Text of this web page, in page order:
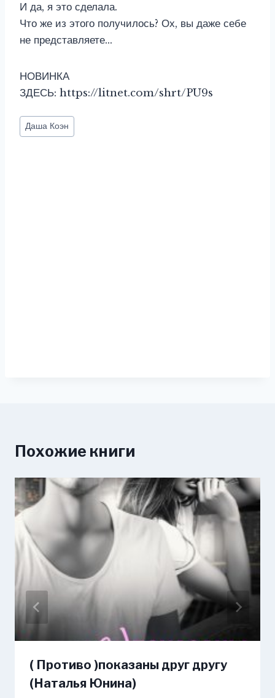
И да, я это сделала.
Что же из этого получилось? Ох, вы даже себе
не представляете…
НОВИНКА
ЗДЕСЬ: https://litnet.com/shrt/PU9s
Метки
записи:
Даша Коэн
Похожие книги
( Противо )показаны друг другу
(Наталья Юнина)